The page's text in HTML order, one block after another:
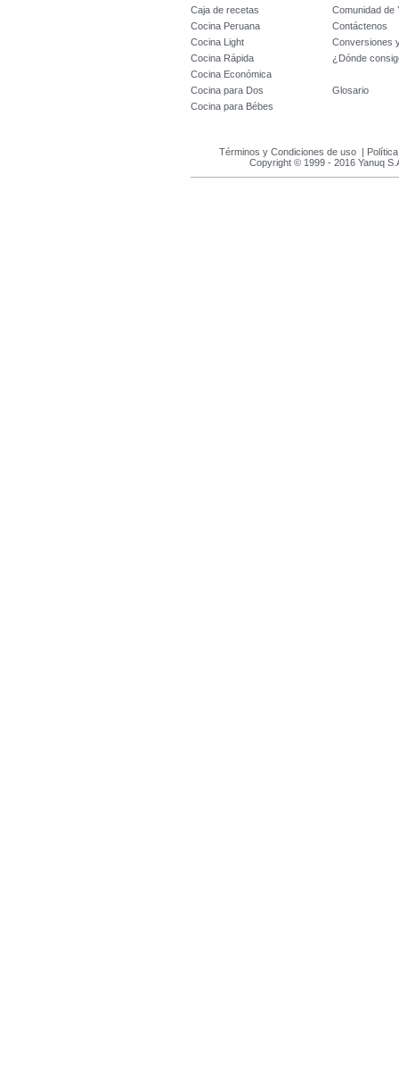
Caja de recetas
Comunidad de
Cocina Peruana
Contáctenos
Cocina Light
Conversiones
Cocina Rápida
¿Dónde
Cocina Económica
Cocina para Dos
Glosario
Cocina para Bébes
Términos y Condiciones de uso |
Copyright © 1999 - 2016 Yanuq